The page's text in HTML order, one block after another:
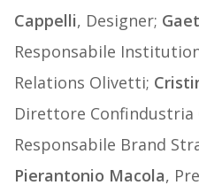
Cappelli, Designer;
Responsabile
Relations Olivetti;
Direttore Confindustria
Responsabile Brand
Pierantonio Macola,